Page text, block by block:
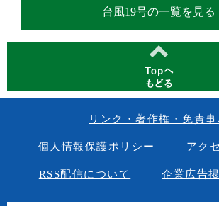
台風19号の一覧を見る
リンク・著作権・免責事
個人情報保護ポリシー アク
RSS配信について 企業広告